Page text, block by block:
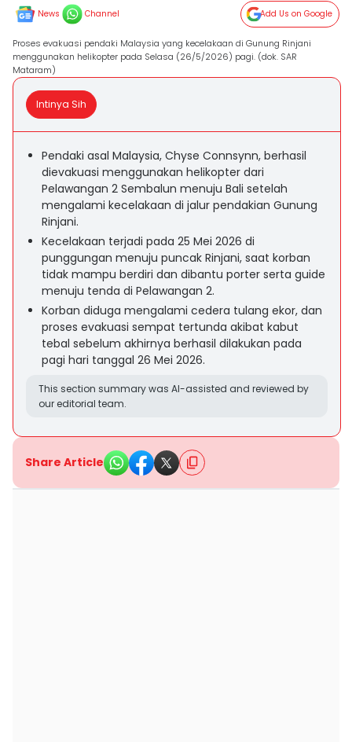
News Channel Add Us on Google
Proses evakuasi pendaki Malaysia yang kecelakaan di Gunung Rinjani
menggunakan helikopter pada Selasa (26/5/2026) pagi. (dok. SAR
Mataram)
Intinya Sih
Pendaki asal Malaysia, Chyse Connsynn, berhasil
dievakuasi menggunakan helikopter dari
Pelawangan 2 Sembalun menuju Bali setelah
mengalami kecelakaan di jalur pendakian Gunung
Rinjani.
Kecelakaan terjadi pada 25 Mei 2026 di
punggungan menuju puncak Rinjani, saat korban
tidak mampu berdiri dan dibantu porter serta guide
menuju tenda di Pelawangan 2.
Korban diduga mengalami cedera tulang ekor, dan
proses evakuasi sempat tertunda akibat kabut
tebal sebelum akhirnya berhasil dilakukan pada
pagi hari tanggal 26 Mei 2026.
This section summary was AI-assisted and reviewed by
our editorial team.
Share Article